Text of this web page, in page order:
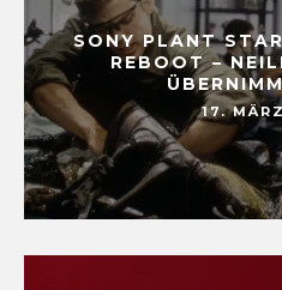
SONY PLANT
REBOOT –
17.